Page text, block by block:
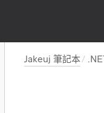
Jakeuj 筆記本